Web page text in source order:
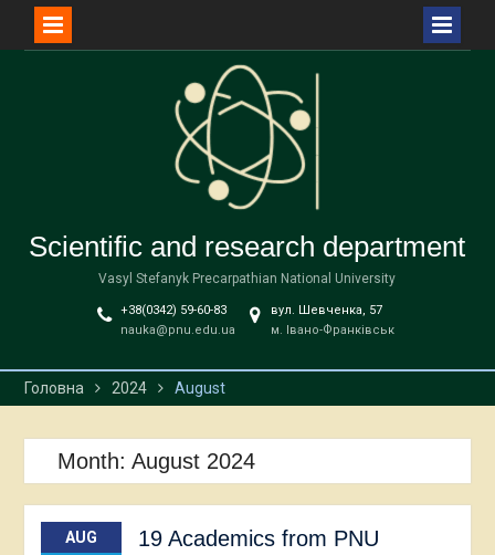
Scientific and research department
Vasyl Stefanyk Precarpathian National University
+38(0342) 59-60-83
nauka@pnu.edu.ua
вул. Шевченка, 57
м. Івано-Франківськ
Головна 2024 August
Month: August 2024
AUG
19 Academics from PNU